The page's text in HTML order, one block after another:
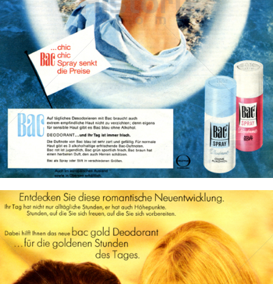
Henkel Central Eastern Europe GmbH
Bild-ID: 12364